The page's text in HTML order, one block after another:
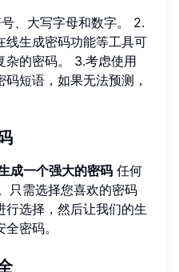
、大写字母和数字。 2.
线生成密码功能等工具可
杂的密码。 3.考虑使用
短语，如果无法预测，
成一个强大的密码 任何
只需选择您喜欢的密码
行选择，然后让我们的生
密码。